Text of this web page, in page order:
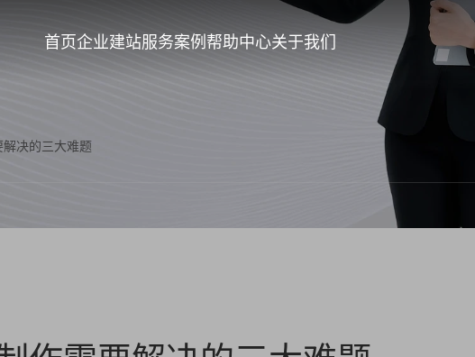
首页企业建站服务案例帮助中心关于我们
决的三大难题